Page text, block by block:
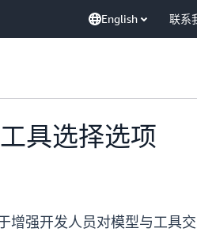
English 联系
具选择选项
增强开发人员对模型与工具